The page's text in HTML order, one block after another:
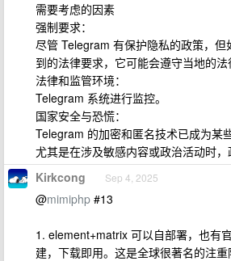
需要考虑的因素
强制要求：
尽管 Telegram 有保护隐私的政策，
到的法律要求，它可能会遵守当地的法
法律和监管环境：
Telegram 系统进行监控。
国家安全与恐慌：
Telegram 的加密和匿名技术已成为某
尤其是在涉及敏感内容或政治活动时，
Kirkcong Sep 4, 2025
@mimiphp #13
1. element+matrix 可以自部署，也有
建，下载即用。这是全球很著名的注